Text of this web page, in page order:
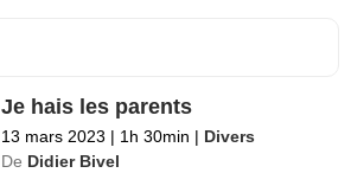
Je hais les parents
13 mars 2023 | 1h 30min | Divers
De Didier Bivel